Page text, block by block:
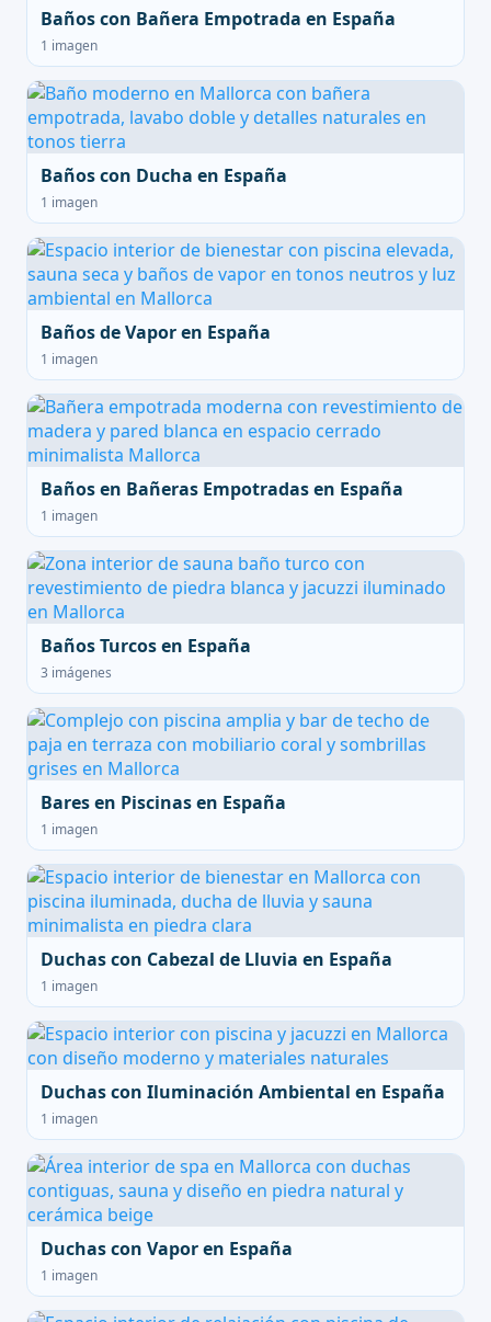
Baños con Bañera Empotrada en España
1 imagen
Baños con Ducha en España
1 imagen
Baños de Vapor en España
1 imagen
Baños en Bañeras Empotradas en España
1 imagen
Baños Turcos en España
3 imágenes
Bares en Piscinas en España
1 imagen
Duchas con Cabezal de Lluvia en España
1 imagen
Duchas con Iluminación Ambiental en España
1 imagen
Duchas con Vapor en España
1 imagen